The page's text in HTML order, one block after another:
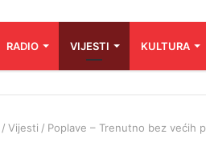
RADIO VIJESTI KULTURA
/ Vijesti / Poplave – Trenutno bez većih